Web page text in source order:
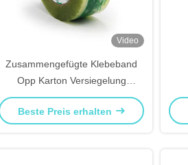
Video
Zusammengefügte Klebeband
Opp Karton Versiegelung
FRAGILE Verpackungsteppich
Beste Preis erhalten